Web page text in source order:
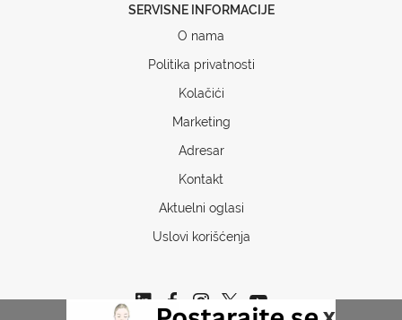
SERVISNE INFORMACIJE
O nama
Politika privatnosti
Kolačići
Marketing
Adresar
Kontakt
Aktuelni oglasi
Uslovi korišćenja